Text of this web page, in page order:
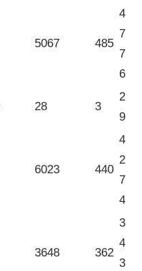
5067 485
4
7
7
6
28 3
2
9
6023 440
4
2
7
4
3648 362
3
4
3